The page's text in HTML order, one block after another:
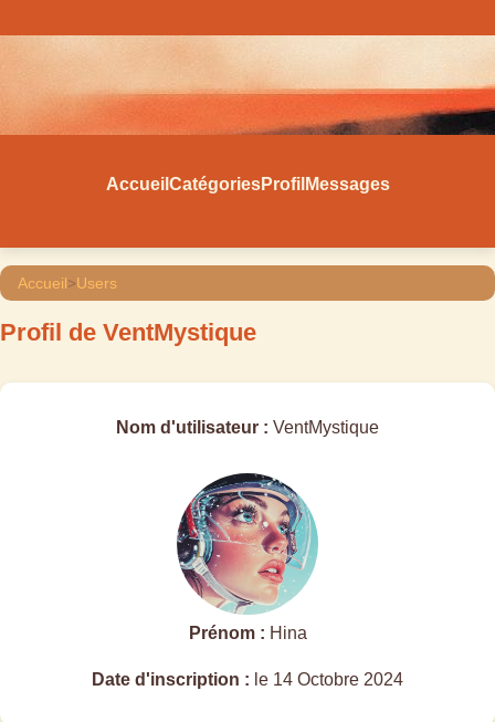
Accueil CatégoriesProfil Messages
Accueil>Users
Profil de VentMystique
Nom d'utilisateur : VentMystique
Prénom : Hina
Date d'inscription : le 14 Octobre 2024